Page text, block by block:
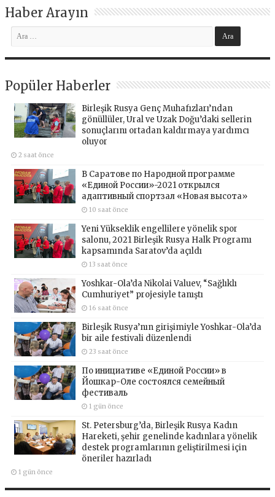
Haber Arayın
Popüler Haberler
Birleşik Rusya Genç Muhafızları’ndan
gönüllüler, Ural ve Uzak Doğu’daki sellerin
sonuçlarını ortadan kaldırmaya yardımcı
oluyor
2 saat önce
В Саратове по Народной программе
«Единой России»-2021 открылся
адаптивный спортзал «Новая высота»
10 saat önce
Yeni Yükseklik engellilere yönelik spor
salonu, 2021 Birleşik Rusya Halk Programı
kapsamında Saratov’da açıldı
13 saat önce
Yoshkar-Ola’da Nikolai Valuev, “Sağlıklı
Cumhuriyet” projesiyle tanıştı
16 saat önce
Birleşik Rusya’nın girişimiyle Yoshkar-Ola’da
bir aile festivali düzenlendi
23 saat önce
По инициативе «Единой России» в
Йошкар-Оле состоялся семейный
фестиваль
1 gün önce
St. Petersburg’da, Birleşik Rusya Kadın
Hareketi, şehir genelinde kadınlara yönelik
destek programlarının geliştirilmesi için
öneriler hazırladı
1 gün önce